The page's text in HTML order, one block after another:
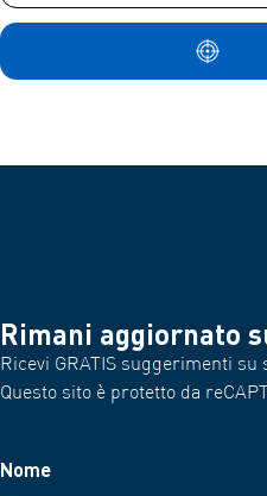
Rimani aggiornato
Ricevi GRATIS suggerimenti
Questo sito è protetto da
Nome